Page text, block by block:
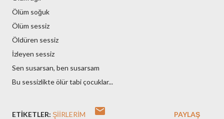
Ölüm soğuk
Ölüm sessiz
Öldüren sessiz
İzleyen sessiz
Sen susarsan, ben susarsam
Bu sessizlikte ölür tabi çocuklar...
ETIKETLER: ŞIIRLERIM PAYLAŞ